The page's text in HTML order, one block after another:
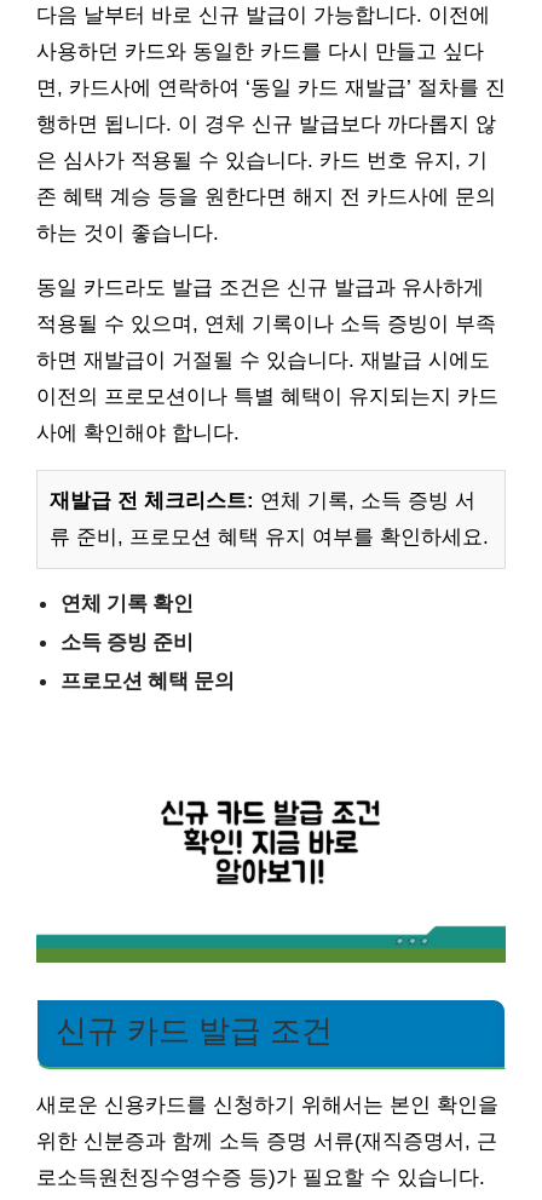
다음 날부터 바로 신규 발급이 가능합니다. 이전에
사용하던 카드와 동일한 카드를 다시 만들고 싶다
면, 카드사에 연락하여 ‘동일 카드 재발급’ 절차를 진
행하면 됩니다. 이 경우 신규 발급보다 까다롭지 않
은 심사가 적용될 수 있습니다. 카드 번호 유지, 기
존 혜택 계승 등을 원한다면 해지 전 카드사에 문의
하는 것이 좋습니다.
동일 카드라도 발급 조건은 신규 발급과 유사하게
적용될 수 있으며, 연체 기록이나 소득 증빙이 부족
하면 재발급이 거절될 수 있습니다. 재발급 시에도
이전의 프로모션이나 특별 혜택이 유지되는지 카드
사에 확인해야 합니다.
재발급 전 체크리스트: 연체 기록, 소득 증빙 서
류 준비, 프로모션 혜택 유지 여부를 확인하세요.
연체 기록 확인
소득 증빙 준비
프로모션 혜택 문의
신규 카드 발급 조건
새로운 신용카드를 신청하기 위해서는 본인 확인을
위한 신분증과 함께 소득 증명 서류(재직증명서, 근
로소득원천징수영수증 등)가 필요할 수 있습니다.